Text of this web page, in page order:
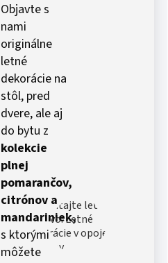
Objavte s
nami
originálne
letné
dekorácie na
stôl, pred
dvere, ale aj
do bytu z
kolekcie
plnej
pomarančov,
citrónov a
mandariniek,
s ktorými
môžete